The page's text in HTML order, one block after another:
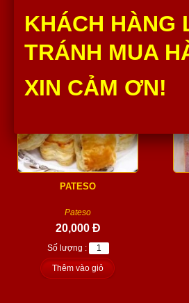
Thêm vào giỏ
PATESO
Pateso
20,000 Đ
Số lượng :
Thêm vào giỏ
KHÁCH HÀNG
TRÁNH MUA
XIN CẢM ƠN!